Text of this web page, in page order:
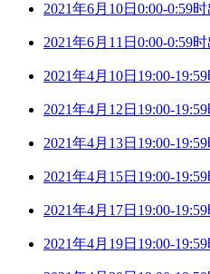
2021年6月10日0:00-0:59
2021年6月11日0:00-0:59
2021年4月10日19:00-
2021年4月12日19:00-
2021年4月13日19:00-
2021年4月15日19:00-
2021年4月17日19:00-
2021年4月19日19:00-